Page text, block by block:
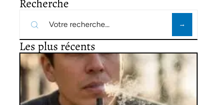
Recherche
Les plus récents